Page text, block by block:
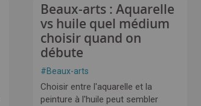
Beaux-arts : Aquarelle
vs huile quel médium
choisir quand on
débute
#Beaux-arts
Choisir entre l'aquarelle et la
peinture à l'huile peut sembler